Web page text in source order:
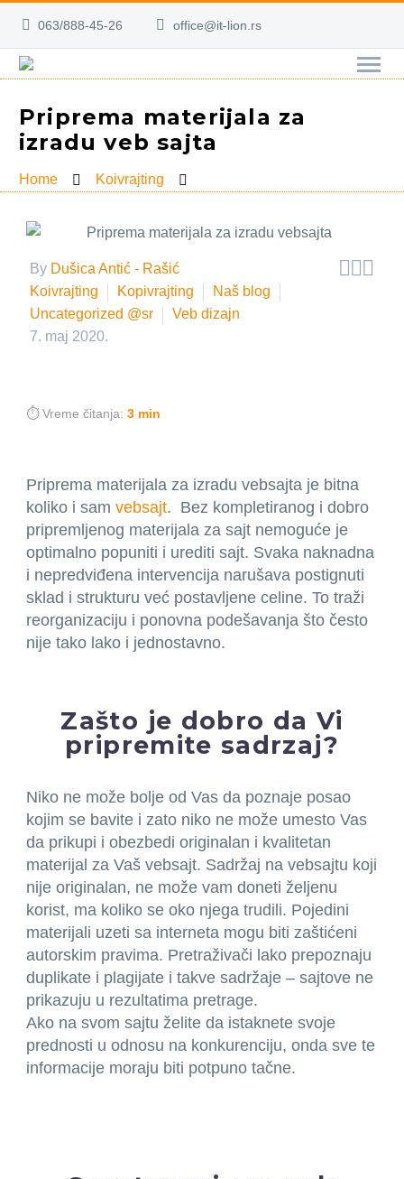
063/888-45-26 office@it-lion.rs
Priprema materijala za
izradu veb sajta
Home Koivrajting

By Dušica Antić - Rašić
Koivrajting
Kopivrajting
Naš blog
Uncategorized @sr
Veb dizajn
7. maj 2020.
⏱️ Vreme čitanja:3 min
Priprema materijala za izradu vebsajta je bitna
koliko i samvebsajt. Bez kompletiranog i dobro
pripremljenog materijala za sajt nemoguće je
optimalno popuniti i urediti sajt. Svaka naknadna
i nepredviđena intervencija narušava postignuti
sklad i strukturu već postavljene celine. To traži
reorganizaciju i ponovna podešavanja što često
nije tako lako i jednostavno.
Zašto je dobro da Vi
pripremite sadrzaj?
Niko ne može bolje od Vas da poznaje posao
kojim se bavite i zato niko ne može umesto Vas
da prikupi i obezbedi originalan i kvalitetan
materijal za Vaš vebsajt. Sadržaj na vebsajtu koji
nije originalan, ne može vam doneti željenu
korist, ma koliko se oko njega trudili. Pojedini
materijali uzeti sa interneta mogu biti zaštićeni
autorskim pravima. Pretraživači lako prepoznaju
duplikate i plagijate i takve sadržaje – sajtove ne
prikazuju u rezultatima pretrage.
Ako na svom sajtu želite da istaknete svoje
prednosti u odnosu na konkurenciju, onda sve te
informacije moraju biti potpuno tačne.